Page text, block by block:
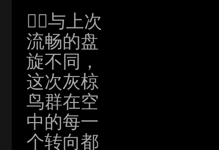
与上次
流畅的盘
旋不同，
这次灰椋
鸟群在空
中的每一
个转向都